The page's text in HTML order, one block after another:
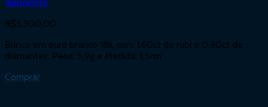
diamantes
R$5.300,00
Brinco em ouro branco 18k, com 1.60ct de rubi e 0.90ct de
diamantes. Peso: 5,9g e Medida: 1,5cm .
Comprar